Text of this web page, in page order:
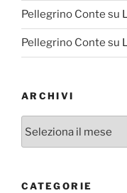
Pellegrino Conte su
Pellegrino Conte su
ARCHIVI
CATEGORIE